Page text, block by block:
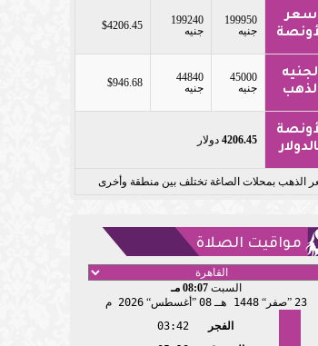
سعر
199950
جنيه
199240
جنيه
$4206.45
45000
جنيه
44840
جنيه
$946.68
4206.45 دولار
الذهب بمحلات الصاغة تختلف بين منطقة وأخرى
مواقيت الصلاة
السبت 08:07 مـ
23 صفر 1448 هـ 08 أغسطس 2026 م
الفجر
03:42